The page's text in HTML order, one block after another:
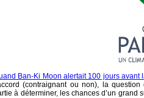
Ban-Ki Moon alertait 100 jours avant
(contraignant ou non), la
à déterminer, les chances d’un grand